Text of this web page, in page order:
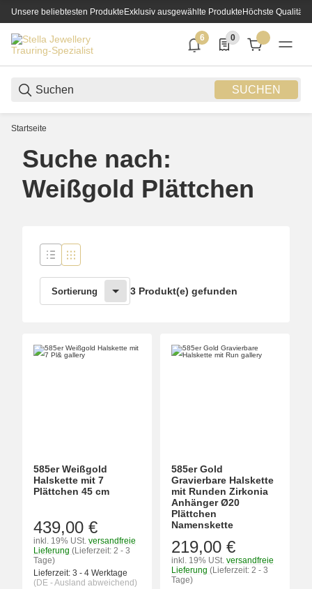
Unsere beliebtesten ProdukteExklusiv ausgewählte ProdukteHöchste Qualität
SUCHEN
6
6 neue Notifizierungen
0
0 Produkte in der
Startseite
Suche nach:
Weißgold Plättchen
Sortierung 3 Produkt(e) gefunden
585er Weißgold
Halskette mit 7
Plättchen 45 cm
439,00 €
inkl. 19% USt. versandfreie
Lieferung (Lieferzeit: 2 - 3
Tage)
Lieferzeit: 3 - 4 Werktage
(DE - Ausland abweichend)
585er Gold
Gravierbare Halskette
mit Runden Zirkonia
Anhänger Ø20
Plättchen
Namenskette
219,00 €
inkl. 19% USt. versandfreie
Lieferung (Lieferzeit: 2 - 3
Tage)